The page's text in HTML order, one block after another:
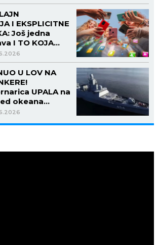
I EKSPLICITNE
Još jedna
I TO KOJA
mreže za
U LOV NA
UPALA na
okeana